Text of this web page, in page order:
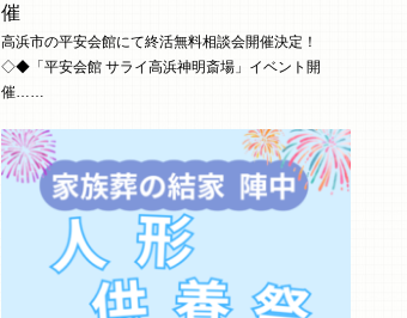
催
高浜市の平安会館にて終活無料相談会開催決定！
◇◆「平安会館 サライ高浜神明斎場」イベント開
催……